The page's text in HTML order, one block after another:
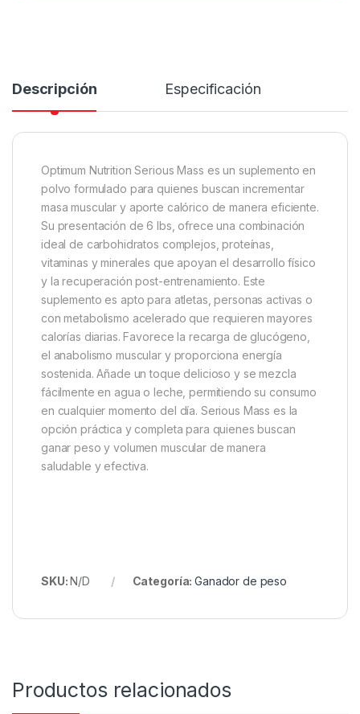
Descripción Especificación
Optimum Nutrition Serious Mass es un suplemento en
polvo formulado para quienes buscan incrementar
masa muscular y aporte calórico de manera eficiente.
Su presentación de 6 lbs, ofrece una combinación
ideal de carbohidratos complejos, proteínas,
vitaminas y minerales que apoyan el desarrollo físico
y la recuperación post-entrenamiento. Este
suplemento es apto para atletas, personas activas o
con metabolismo acelerado que requieren mayores
calorías diarias. Favorece la recarga de glucógeno,
el anabolismo muscular y proporciona energía
sostenida. Añade un toque delicioso y se mezcla
fácilmente en agua o leche, permitiendo su consumo
en cualquier momento del día. Serious Mass es la
opción práctica y completa para quienes buscan
ganar peso y volumen muscular de manera
saludable y efectiva.
SKU:N/D Categoría:Ganador de peso
Productos relacionados